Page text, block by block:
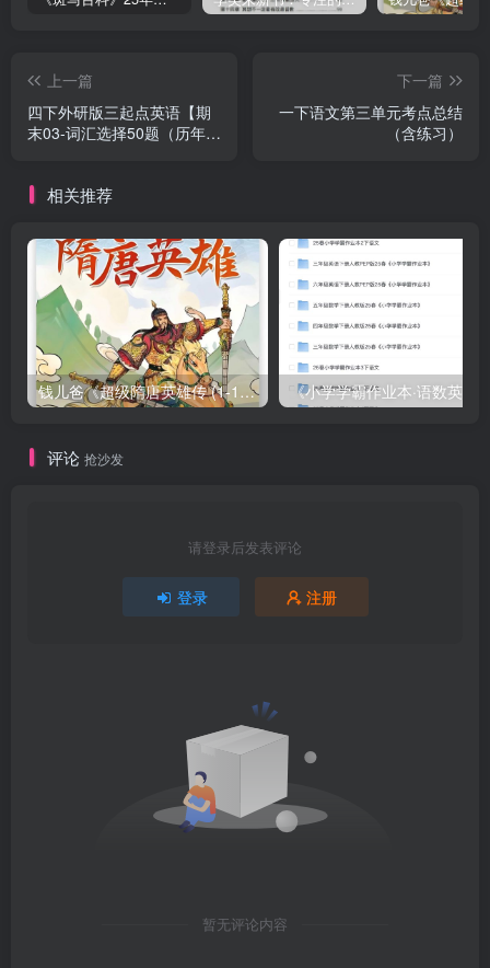
上一篇
四下外研版三起点英语【期
末03-词汇选择50题（历年真
下一篇
一下语文第三单元考点总结
（含练习）
相关推荐
钱儿爸《超级隋唐英雄传 (1-10季) +超级隋唐英雄后传 (1-4季）
评论 抢沙发
请登录后发表评论
登录 注册
暂无评论内容